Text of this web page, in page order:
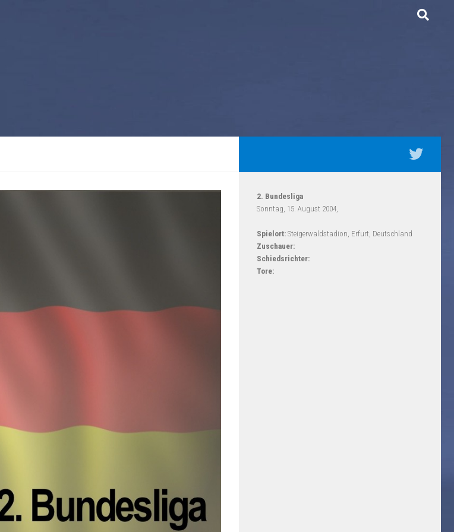
2. Bundesliga
Sonntag, 15. August 2004,
Spielort: Steigerwaldstadion, Erfurt, Deutschland
Zuschauer:
Schiedsrichter:
Tore: